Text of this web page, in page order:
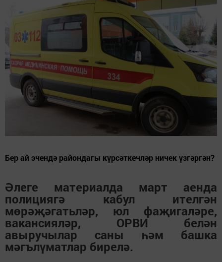
Бер ай эчендә райондагы күрсәткечләр ничек үзгәргән?
Әлеге материалда март аенда
полициягә кабул ителгән
мөрәҗәгатьләр, юл фаҗигаләре,
вакансияләр, ОРВИ белән
авыручылар саны һәм башка
мәгълүматлар бирелә.